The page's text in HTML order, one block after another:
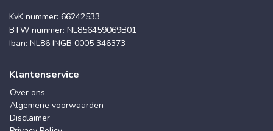
KvK nummer: 66242533
BTW nummer: NL856459069B01
Iban: NL86 INGB 0005 346373
Klantenservice
Over ons
Algemene voorwaarden
Disclaimer